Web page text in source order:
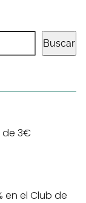
Buscar
de 3€
en el Club de